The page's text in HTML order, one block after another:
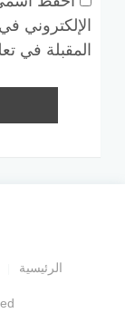
الإلكتروني
المقبلة في
الرئيسية